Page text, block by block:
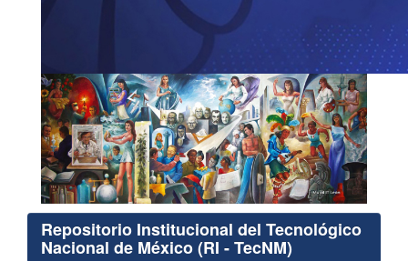
Repositorio Institucional del Tecnológico
Nacional de México (RI - TecNM)